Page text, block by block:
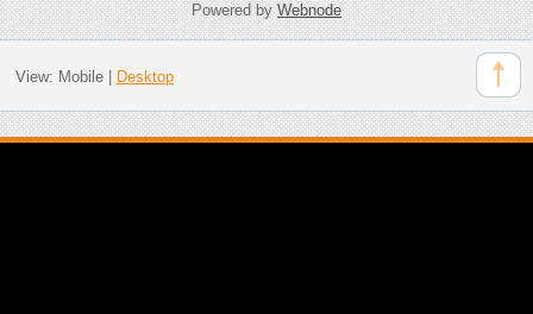
Powered byWebnode
View: Mobile| Desktop